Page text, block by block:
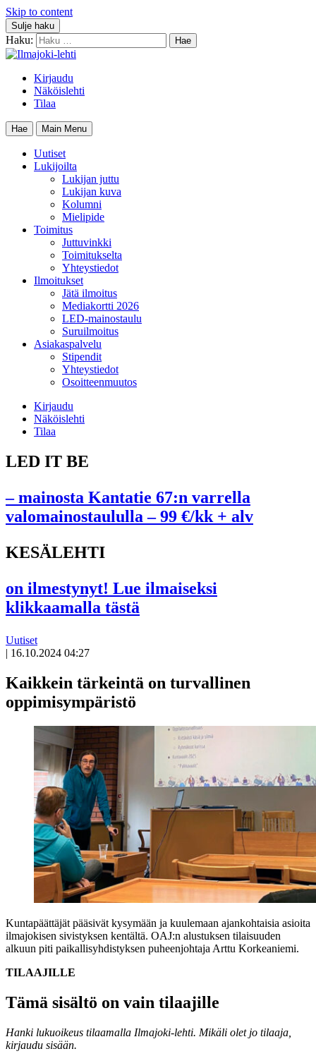
Skip to content
Sulje haku
Haku:
Kirjaudu
Näköislehti
Tilaa
Hae Main Menu
Uutiset
Lukijoilta
Lukijan juttu
Lukijan kuva
Kolumni
Mielipide
Toimitus
Juttuvinkki
Toimitukselta
Yhteystiedot
Ilmoitukset
Jätä ilmoitus
Mediakortti 2026
LED-mainostaulu
Suruilmoitus
Asiakaspalvelu
Stipendit
Yhteystiedot
Osoitteenmuutos
Kirjaudu
Näköislehti
Tilaa
LED IT BE
– mainosta Kantatie 67:n varrella
valomainostaululla – 99 €/kk + alv
KESÄLEHTI
on ilmestynyt! Lue ilmaiseksi
klikkaamalla tästä
Uutiset
| 16.10.2024 04:27
Kaikkein tärkeintä on turvallinen
oppimisympäristö
Kuntapäättäjät pääsivät kysymään ja kuulemaan ajankohtaisia asioita
ilmajokisen sivistyksen kentältä. OAJ:n alustuksen tilaisuuden
alkuun piti paikallisyhdistyksen puheenjohtaja Arttu Korkeaniemi.
TILAAJILLE
Tämä sisältö on vain tilaajille
Hanki lukuoikeus tilaamalla Ilmajoki-lehti. Mikäli olet jo tilaaja,
kirjaudu sisään.